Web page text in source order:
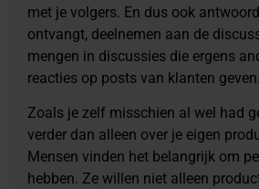
met je volgers. En dus ook
ontvangt, deelnemen aan de
mengen in discussies die ergens
reacties op posts van klanten geven.
Zoals je zelf misschien al wel had
verder dan alleen over je eigen
Mensen vinden het belangrijk om
hebben. Ze willen niet alleen